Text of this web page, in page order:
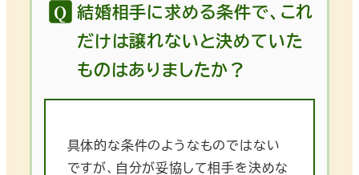
結婚相手に求める条件で、これ
だけは譲れないと決めていた
ものはありましたか？
具体的な条件のようなものではない
ですが、自分が妥協して相手を決めな